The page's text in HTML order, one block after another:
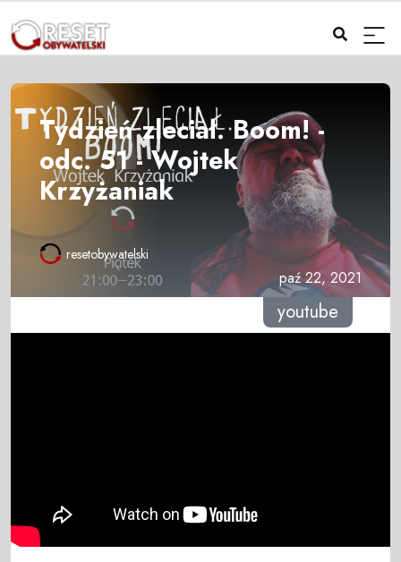
Tydzień zleciał. Boom! -
odc. 51 - Wojtek
Krzyżaniak
resetobywatelski
paź 22, 2021
youtube